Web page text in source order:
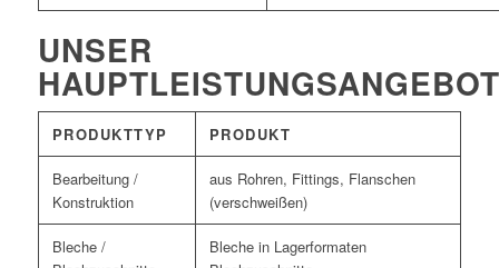
UNSER
HAUPTLEISTUNGSANGEBOT
PRODUKTTYP PRODUKT
Bearbeitung /
Konstruktion
aus Rohren, Fittings, Flanschen
(verschweißen)
Bleche /
Bleche in Lagerformaten